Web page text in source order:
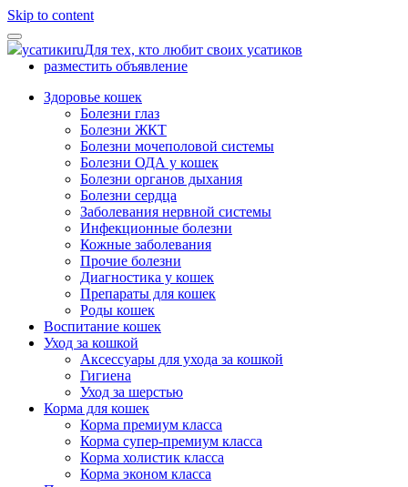
Skip to content
усатикиruДля тех, кто любит своих усатиков
разместить объявление
Здоровье кошек
Болезни глаз
Болезни ЖКТ
Болезни мочеполовой системы
Болезни ОДА у кошек
Болезни органов дыхания
Болезни сердца
Заболевания нервной системы
Инфекционные болезни
Кожные заболевания
Прочие болезни
Диагностика у кошек
Препараты для кошек
Роды кошек
Воспитание кошек
Уход за кошкой
Аксессуары для ухода за кошкой
Гигиена
Уход за шерстью
Корма для кошек
Корма премиум класса
Корма супер-премиум класса
Корма холистик класса
Корма эконом класса